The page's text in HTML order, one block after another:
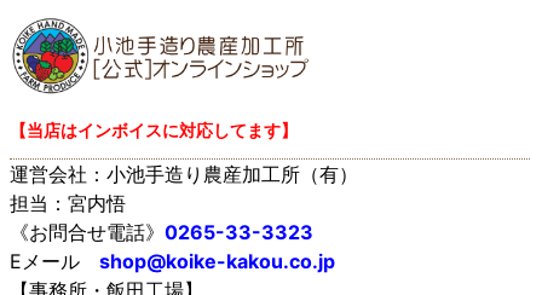
【当店はインボイスに対応してます】
運営会社：小池手造り農産加工所（有）
担当：宮内悟
《お問合せ電話》 0265-33-3323
Eメール shop@koike-kakou.co.jp